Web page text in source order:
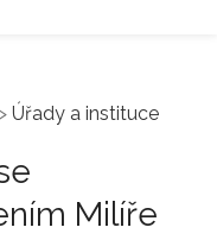
> Úřady a instituce
Milíře